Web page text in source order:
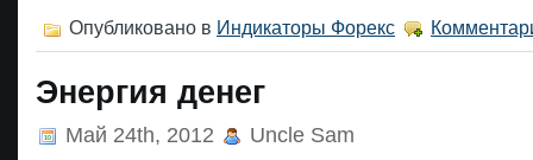
Опубликовано в Индикаторы Форекс
Энергия денег
Май 24th, 2012 Uncle Sam